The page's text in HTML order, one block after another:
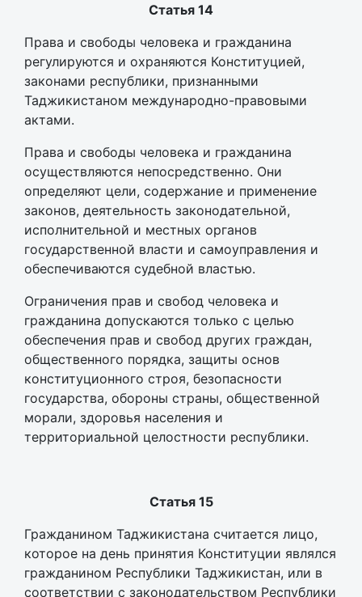
Статья 14
Права и свободы человека и гражданина
регулируются и охраняются Конституцией,
законами республики, признанными
Таджикистаном международно-правовыми
актами.
Права и свободы человека и гражданина
осуществляются непосредственно. Они
определяют цели, содержание и применение
законов, деятельность законодательной,
исполнительной и местных органов
государственной власти и самоуправления и
обеспечиваются судебной властью.
Ограничения прав и свобод человека и
гражданина допускаются только с целью
обеспечения прав и свобод других граждан,
общественного порядка, защиты основ
конституционного строя, безопасности
государства, обороны страны, общественной
морали, здоровья населения и
территориальной целостности республики.
Статья 15
Гражданином Таджикистана считается лицо,
которое на день принятия Конституции являлся
гражданином Республики Таджикистан, или в
соответствии с законодательством Республики